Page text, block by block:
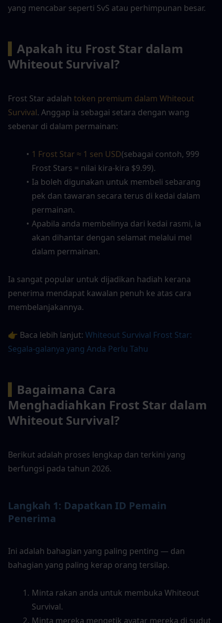
yang mencabar seperti SvS atau perhimpunan besar.
Apakah itu Frost Star dalam
Whiteout Survival?
Frost Star adalah token premium dalam Whiteout
Survival. Anggap ia sebagai setara dengan wang
sebenar di dalam permainan:
1 Frost Star ≈ 1 sen USD(sebagai contoh, 999
Frost Stars = nilai kira-kira $9.99).
Ia boleh digunakan untuk membeli sebarang
pek dan tawaran secara terus di kedai dalam
permainan.
Apabila anda membelinya dari kedai rasmi, ia
akan dihantar dengan selamat melalui mel
dalam permainan.
Ia sangat popular untuk dijadikan hadiah kerana
penerima mendapat kawalan penuh ke atas cara
membelanjakannya.
👉 Baca lebih lanjut: Whiteout Survival Frost Star:
Segala-galanya yang Anda Perlu Tahu
Bagaimana Cara
Menghadiahkan Frost Star dalam
Whiteout Survival?
Berikut adalah proses lengkap dan terkini yang
berfungsi pada tahun 2026.
Langkah 1: Dapatkan ID Pemain
Penerima
Ini adalah bahagian yang paling penting — dan
bahagian yang paling kerap orang tersilap.
Minta rakan anda untuk membuka Whiteout
Survival.
Minta mereka mengetik avatar mereka di sudut